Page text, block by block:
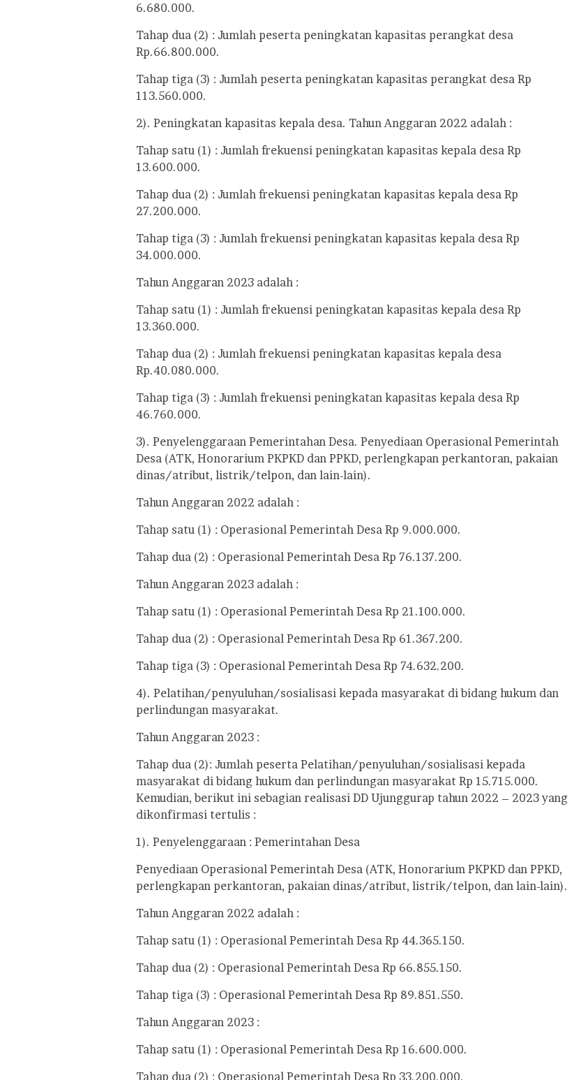
6.680.000.
Tahap dua (2) : Jumlah peserta peningkatan kapasitas perangkat desa
Rp.66.800.000.
Tahap tiga (3) : Jumlah peserta peningkatan kapasitas perangkat desa Rp
113.560.000.
2). Peningkatan kapasitas kepala desa. Tahun Anggaran 2022 adalah :
Tahap satu (1) : Jumlah frekuensi peningkatan kapasitas kepala desa Rp
13.600.000.
Tahap dua (2) : Jumlah frekuensi peningkatan kapasitas kepala desa Rp
27.200.000.
Tahap tiga (3) : Jumlah frekuensi peningkatan kapasitas kepala desa Rp
34.000.000.
Tahun Anggaran 2023 adalah :
Tahap satu (1) : Jumlah frekuensi peningkatan kapasitas kepala desa Rp
13.360.000.
Tahap dua (2) : Jumlah frekuensi peningkatan kapasitas kepala desa
Rp.40.080.000.
Tahap tiga (3) : Jumlah frekuensi peningkatan kapasitas kepala desa Rp
46.760.000.
3). Penyelenggaraan Pemerintahan Desa. Penyediaan Operasional Pemerintah
Desa (ATK, Honorarium PKPKD dan PPKD, perlengkapan perkantoran, pakaian
dinas/atribut, listrik/telpon, dan lain-lain).
Tahun Anggaran 2022 adalah :
Tahap satu (1) : Operasional Pemerintah Desa Rp 9.000.000.
Tahap dua (2) : Operasional Pemerintah Desa Rp 76.137.200.
Tahun Anggaran 2023 adalah :
Tahap satu (1) : Operasional Pemerintah Desa Rp 21.100.000.
Tahap dua (2) : Operasional Pemerintah Desa Rp 61.367.200.
Tahap tiga (3) : Operasional Pemerintah Desa Rp 74.632.200.
4). Pelatihan/penyuluhan/sosialisasi kepada masyarakat di bidang hukum dan
perlindungan masyarakat.
Tahun Anggaran 2023 :
Tahap dua (2): Jumlah peserta Pelatihan/penyuluhan/sosialisasi kepada
masyarakat di bidang hukum dan perlindungan masyarakat Rp 15.715.000.
Kemudian, berikut ini sebagian realisasi DD Ujunggurap tahun 2022 – 2023 yang
dikonfirmasi tertulis :
1). Penyelenggaraan : Pemerintahan Desa
Penyediaan Operasional Pemerintah Desa (ATK, Honorarium PKPKD dan PPKD,
perlengkapan perkantoran, pakaian dinas/atribut, listrik/telpon, dan lain-lain).
Tahun Anggaran 2022 adalah :
Tahap satu (1) : Operasional Pemerintah Desa Rp 44.365.150.
Tahap dua (2) : Operasional Pemerintah Desa Rp 66.855.150.
Tahap tiga (3) : Operasional Pemerintah Desa Rp 89.851.550.
Tahun Anggaran 2023 :
Tahap satu (1) : Operasional Pemerintah Desa Rp 16.600.000.
Tahap dua (2) : Operasional Pemerintah Desa Rp 33.200.000.